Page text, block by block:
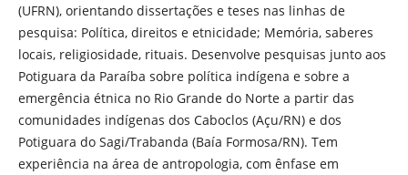
(UFRN), orientando dissertações e teses nas linhas de
pesquisa: Política, direitos e etnicidade; Memória, saberes
locais, religiosidade, rituais. Desenvolve pesquisas junto aos
Potiguara da Paraíba sobre política indígena e sobre a
emergência étnica no Rio Grande do Norte a partir das
comunidades indígenas dos Caboclos (Açu/RN) e dos
Potiguara do Sagi/Trabanda (Baía Formosa/RN). Tem
experiência na área de antropologia, com ênfase em